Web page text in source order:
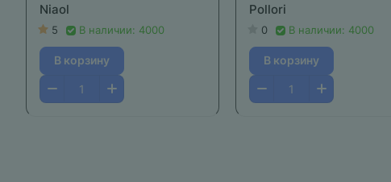
Niaol
5 В наличии: 4000
В корзину
Pollori
0 В наличии: 4000
В корзину